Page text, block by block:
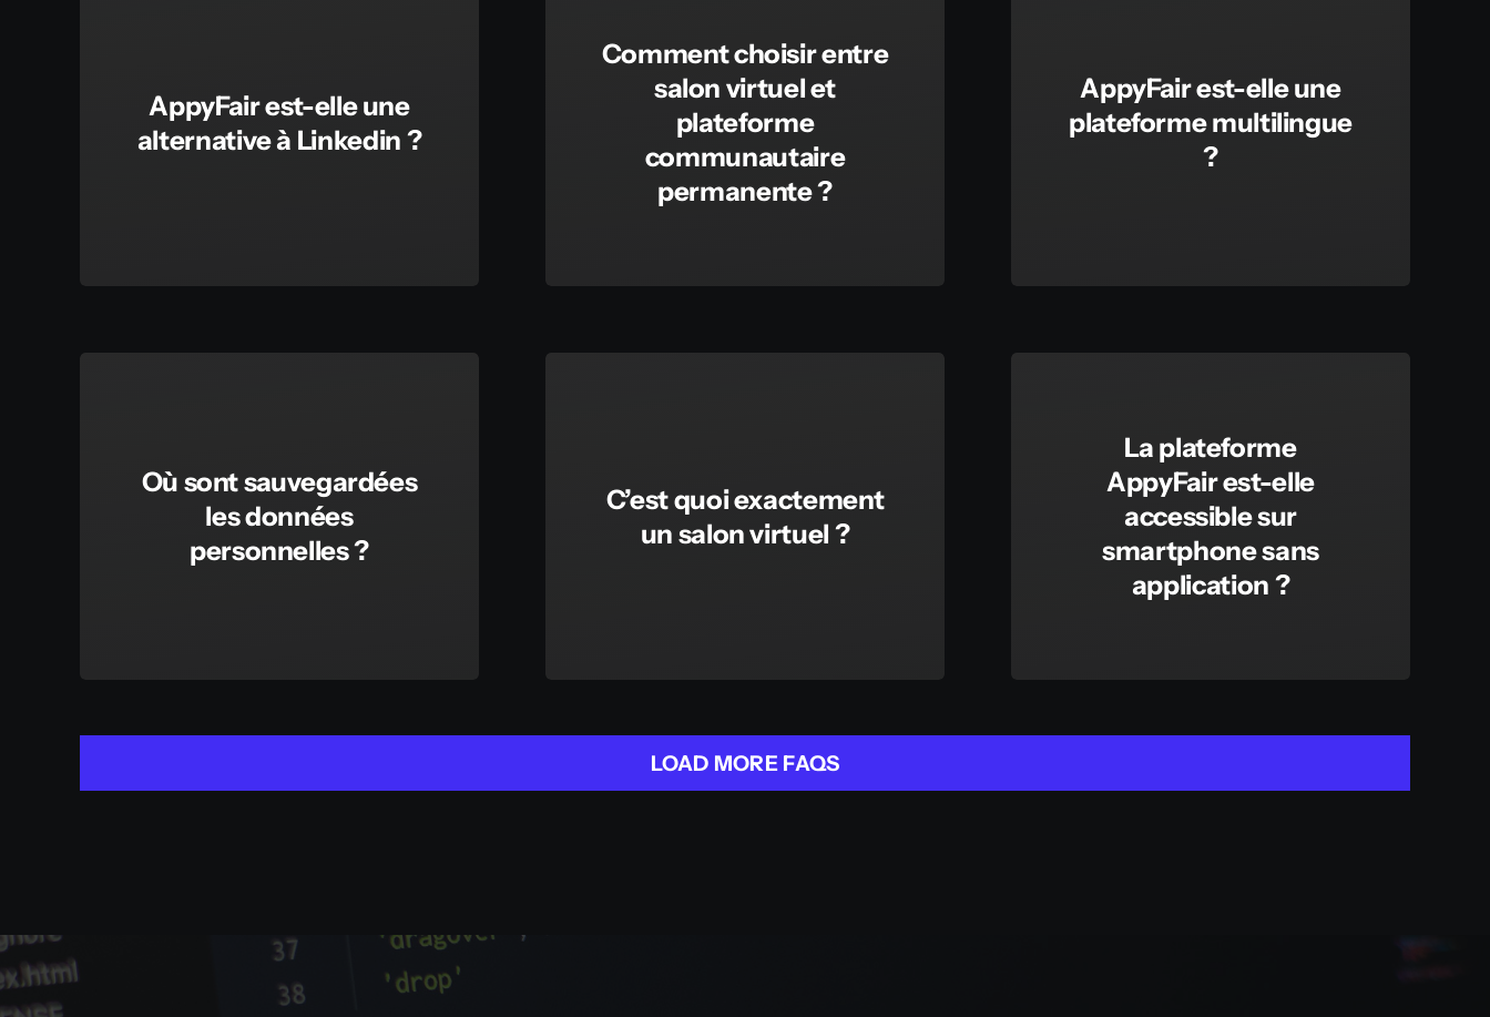
AppyFair est-elle une
alternative à Linkedin ?
Comment choisir entre
salon virtuel et
plateforme
communautaire
permanente ?
AppyFair est-elle une
plateforme multilingue
?
Où sont sauvegardées
les données
personnelles ?
C’est quoi exactement
un salon virtuel ?
La plateforme
AppyFair est-elle
accessible sur
smartphone sans
application ?
LOAD MORE FAQS